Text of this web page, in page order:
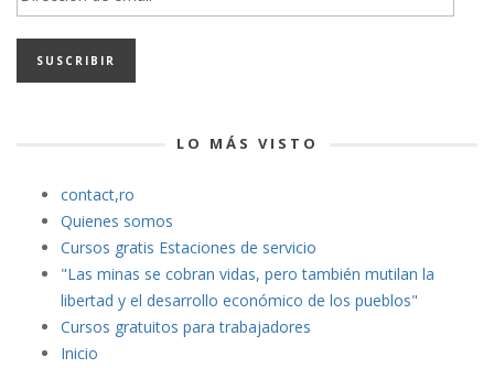
de
email
LO MÁS VISTO
contact,ro
Quienes somos
Cursos gratis Estaciones de servicio
"Las minas se cobran vidas, pero también mutilan la
libertad y el desarrollo económico de los pueblos"
Cursos gratuitos para trabajadores
Inicio